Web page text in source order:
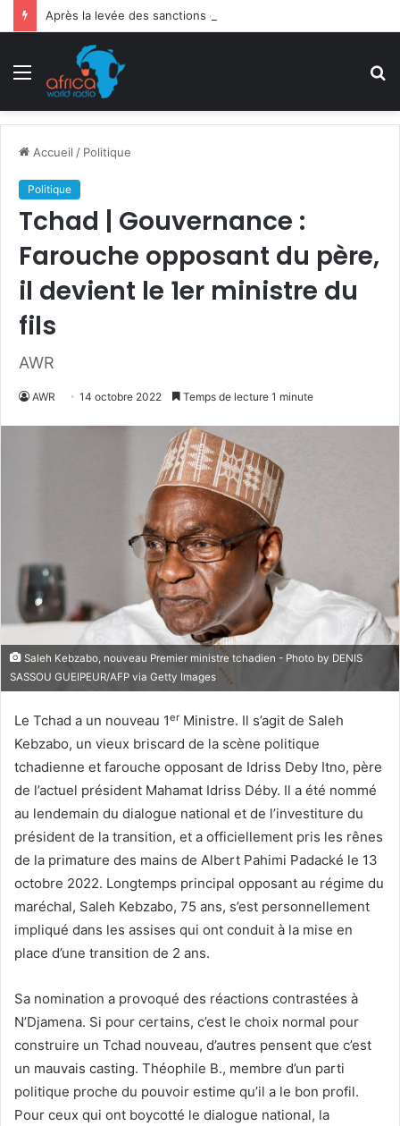
Menu
Accueil / Politique
Politique
Tchad | Gouvernance :
Farouche opposant du père,
il devient le 1er ministre du
fils
AWR
AWR 14 octobre 2022 Temps de lecture 1 minute
Saleh Kebzabo, nouveau Premier ministre tchadien - Photo by DENIS
SASSOU GUEIPEUR/AFP via Getty Images
Le Tchad a un nouveau 1er Ministre. Il s’agit de Saleh
Kebzabo, un vieux briscard de la scène politique
tchadienne et farouche opposant de Idriss Deby Itno, père
de l’actuel président Mahamat Idriss Déby. Il a été nommé
au lendemain du dialogue national et de l’investiture du
président de la transition, et a officiellement pris les rênes
de la primature des mains de Albert Pahimi Padacké le 13
octobre 2022. Longtemps principal opposant au régime du
maréchal, Saleh Kebzabo, 75 ans, s’est personnellement
impliqué dans les assises qui ont conduit à la mise en
place d’une transition de 2 ans.
Sa nomination a provoqué des réactions contrastées à
N’Djamena. Si pour certains, c’est le choix normal pour
construire un Tchad nouveau, d’autres pensent que c’est
un mauvais casting. Théophile B., membre d’un parti
politique proche du pouvoir estime qu’il a le bon profil.
Pour ceux qui ont boycotté le dialogue national, la